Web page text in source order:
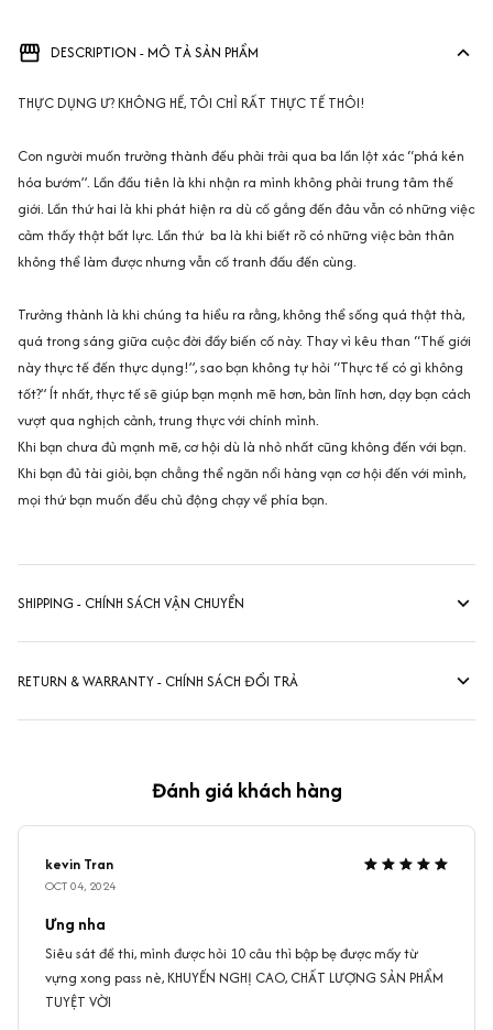
DESCRIPTION - MÔ TẢ SẢN PHẨM
THỰC DỤNG Ư? KHÔNG HỀ, TÔI CHỈ RẤT THỰC TẾ THÔI!
Con người muốn trưởng thành đều phải trải qua ba lần lột xác “phá kén
hóa bướm”. Lần đầu tiên là khi nhận ra mình không phải trung tâm thế
giới. Lần thứ hai là khi phát hiện ra dù cố gắng đến đâu vẫn có những việc
cảm thấy thật bất lực. Lần thứ ba là khi biết rõ có những việc bản thân
không thể làm được nhưng vẫn cố tranh đấu đến cùng.
Trưởng thành là khi chúng ta hiểu ra rằng, không thể sống quá thật thà,
quá trong sáng giữa cuộc đời đầy biến cố này. Thay vì kêu than “Thế giới
này thực tế đến thực dụng!”, sao bạn không tự hỏi “Thực tế có gì không
tốt?” Ít nhất, thực tế sẽ giúp bạn mạnh mẽ hơn, bản lĩnh hơn, dạy bạn cách
vượt qua nghịch cảnh, trung thực với chính mình.
Khi bạn chưa đủ mạnh mẽ, cơ hội dù là nhỏ nhất cũng không đến với bạn.
Khi bạn đủ tài giỏi, bạn chẳng thể ngăn nổi hàng vạn cơ hội đến với mình,
mọi thứ bạn muốn đều chủ động chạy về phía bạn.
SHIPPING - CHÍNH SÁCH VẬN CHUYỂN
RETURN & WARRANTY - CHÍNH SÁCH ĐỔI TRẢ
Đánh giá khách hàng
kevin Tran
OCT 04, 2024
Ưng nha
Siêu sát đề thi, mình được hỏi 10 câu thì bập bẹ được mấy từ
vựng xong pass nè, KHUYẾN NGHỊ CAO, CHẤT LƯỢNG SẢN PHẨM
TUYỆT VỜI